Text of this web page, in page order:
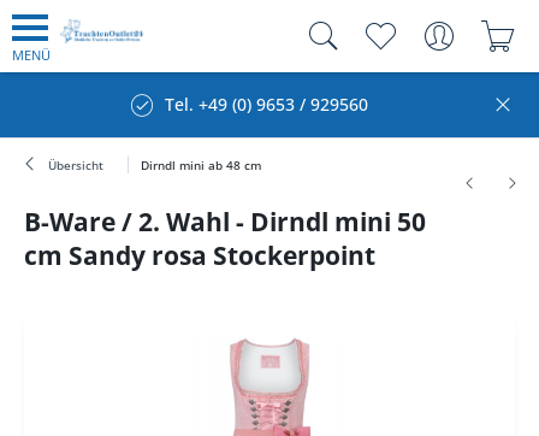
MENÜ
Tel. +49 (0) 9653 / 929560
Übersicht Dirndl mini ab 48 cm
B-Ware / 2. Wahl - Dirndl mini 50
cm Sandy rosa Stockerpoint